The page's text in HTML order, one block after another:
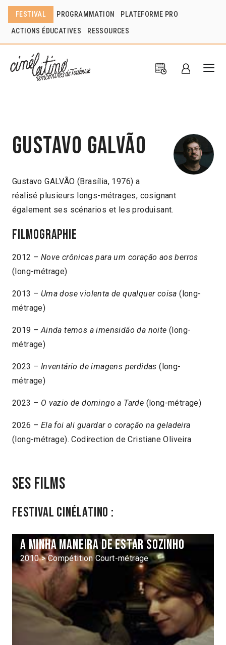
FESTIVAL PROGRAMMATION PLATEFORME PRO
ACTIONS ÉDUCATIVES RESSOURCES
Gustavo Galvão
Gustavo GALVÃO (Brasília, 1976) a
réalisé plusieurs longs-métrages, cosignant
également ses scénarios et les produisant.
Filmographie
2012 – Nove crônicas para um coração aos berros
(long-métrage)
2013 – Uma dose violenta de qualquer coisa (long-
métrage)
2019 – Ainda temos a imensidão da noite (long-
métrage)
2023 – Inventário de imagens perdidas (long-
métrage)
2023 – O vazio de domingo a Tarde (long-métrage)
2026 – Ela foi ali guardar o coração na geladeira
(long-métrage). Codirection de Cristiane Oliveira
Ses films
Festival Cinélatino :
A minha maneira de estar sozinho
2010 > Compétition Court-métrage